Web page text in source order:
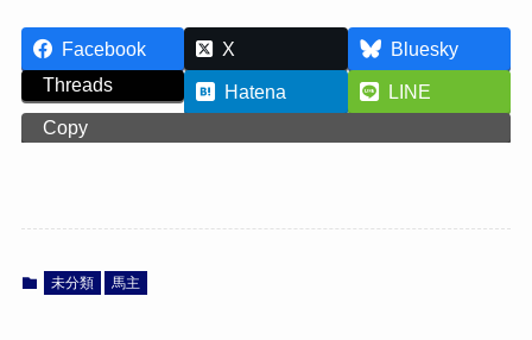
Facebook X
Bluesky
Threads
Hatena
LINE
Copy
未分類 馬主